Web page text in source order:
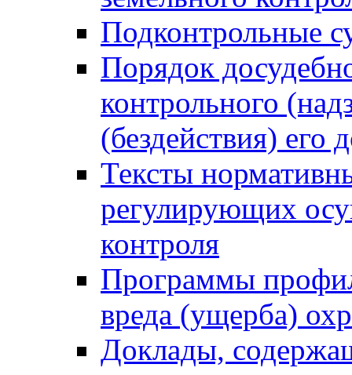
Подконтрольные
Порядок
контрольного
(бездействия)
Тексты
регулирующих
контроля
Программы
вреда (ущерба)
Доклады,